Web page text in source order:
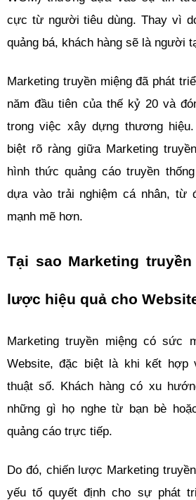
cực từ người tiêu dùng. Thay vì
quảng bá, khách hàng sẽ là người
Marketing truyền miệng đã phát
năm đầu tiên của thế kỷ 20 và
trong việc xây dựng thương
biệt rõ ràng giữa Marketing
hình thức quảng cáo truyền
dựa vào trải nghiệm cá nhân, từ
mạnh mẽ hơn.
Tại sao Marketing
lược hiệu quả cho
Marketing truyền miệng có sức
Website, đặc biệt là khi kết hợp
thuật số. Khách hàng có xu
những gì họ nghe từ bạn bè
quảng cáo trực tiếp.
Do đó, chiến lược Marketing
yếu tố quyết định cho sự phát